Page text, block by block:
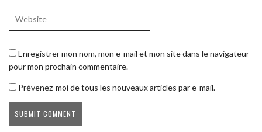
Enregistrer mon nom, mon e-mail et mon site dans le navigateur
pour mon prochain commentaire.
Prévenez-moi de tous les nouveaux articles par e-mail.